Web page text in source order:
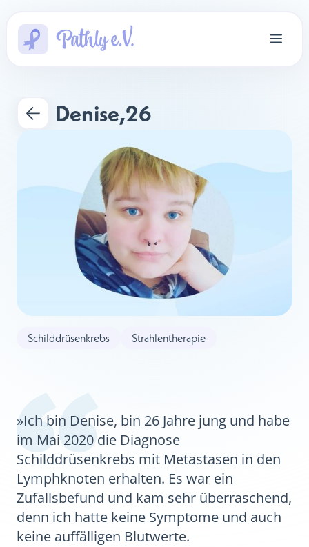
Denise,26
Schilddrüsenkrebs Strahlentherapie
»Ich bin Denise, bin 26 Jahre jung und habe
im Mai 2020 die Diagnose
Schilddrüsenkrebs mit Metastasen in den
Lymphknoten erhalten. Es war ein
Zufallsbefund und kam sehr überraschend,
denn ich hatte keine Symptome und auch
keine auffälligen Blutwerte.